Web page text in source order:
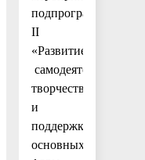
подпрограммы
II
«Развитие
самодеятельного
творчества
и
поддержка
основных